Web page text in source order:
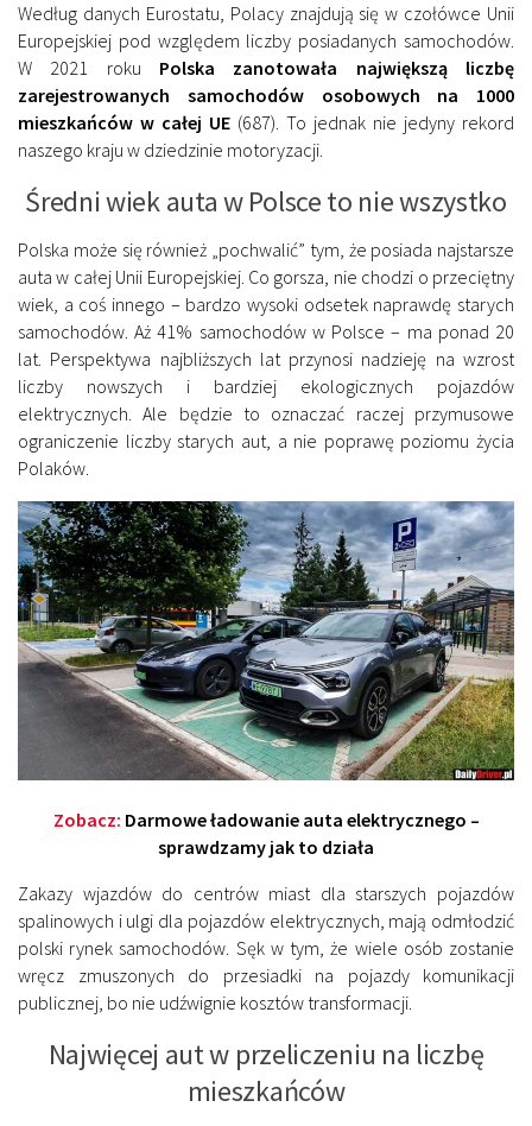
Według danych Eurostatu, Polacy znajdują się w czołówce Unii
Europejskiej pod względem liczby posiadanych samochodów.
W 2021 roku Polska zanotowała największą liczbę
zarejestrowanych samochodów osobowych na 1000
mieszkańców w całej UE (687). To jednak nie jedyny rekord
naszego kraju w dziedzinie motoryzacji.
Średni wiek auta w Polsce to nie wszystko
Polska może się również „pochwalić” tym, że posiada najstarsze
auta w całej Unii Europejskiej. Co gorsza, nie chodzi o przeciętny
wiek, a coś innego – bardzo wysoki odsetek naprawdę starych
samochodów. Aż 41% samochodów w Polsce – ma ponad 20
lat. Perspektywa najbliższych lat przynosi nadzieję na wzrost
liczby nowszych i bardziej ekologicznych pojazdów
elektrycznych. Ale będzie to oznaczać raczej przymusowe
ograniczenie liczby starych aut, a nie poprawę poziomu życia
Polaków.
Zobacz: Darmowe ładowanie auta elektrycznego –
sprawdzamy jak to działa
Zakazy wjazdów do centrów miast dla starszych pojazdów
spalinowych i ulgi dla pojazdów elektrycznych, mają odmłodzić
polski rynek samochodów. Sęk w tym, że wiele osób zostanie
wręcz zmuszonych do przesiadki na pojazdy komunikacji
publicznej, bo nie udźwignie kosztów transformacji.
Najwięcej aut w przeliczeniu na liczbę
mieszkańców